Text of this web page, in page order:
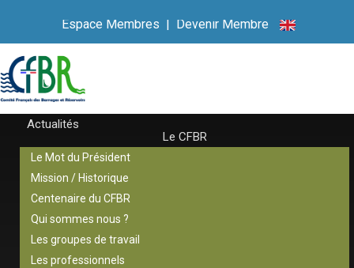
Espace Membres | Devenir Membre
Actualités
Le CFBR
Le Mot du Président
Mission / Historique
Centenaire du CFBR
Qui sommes nous ?
Les groupes de travail
Les professionnels